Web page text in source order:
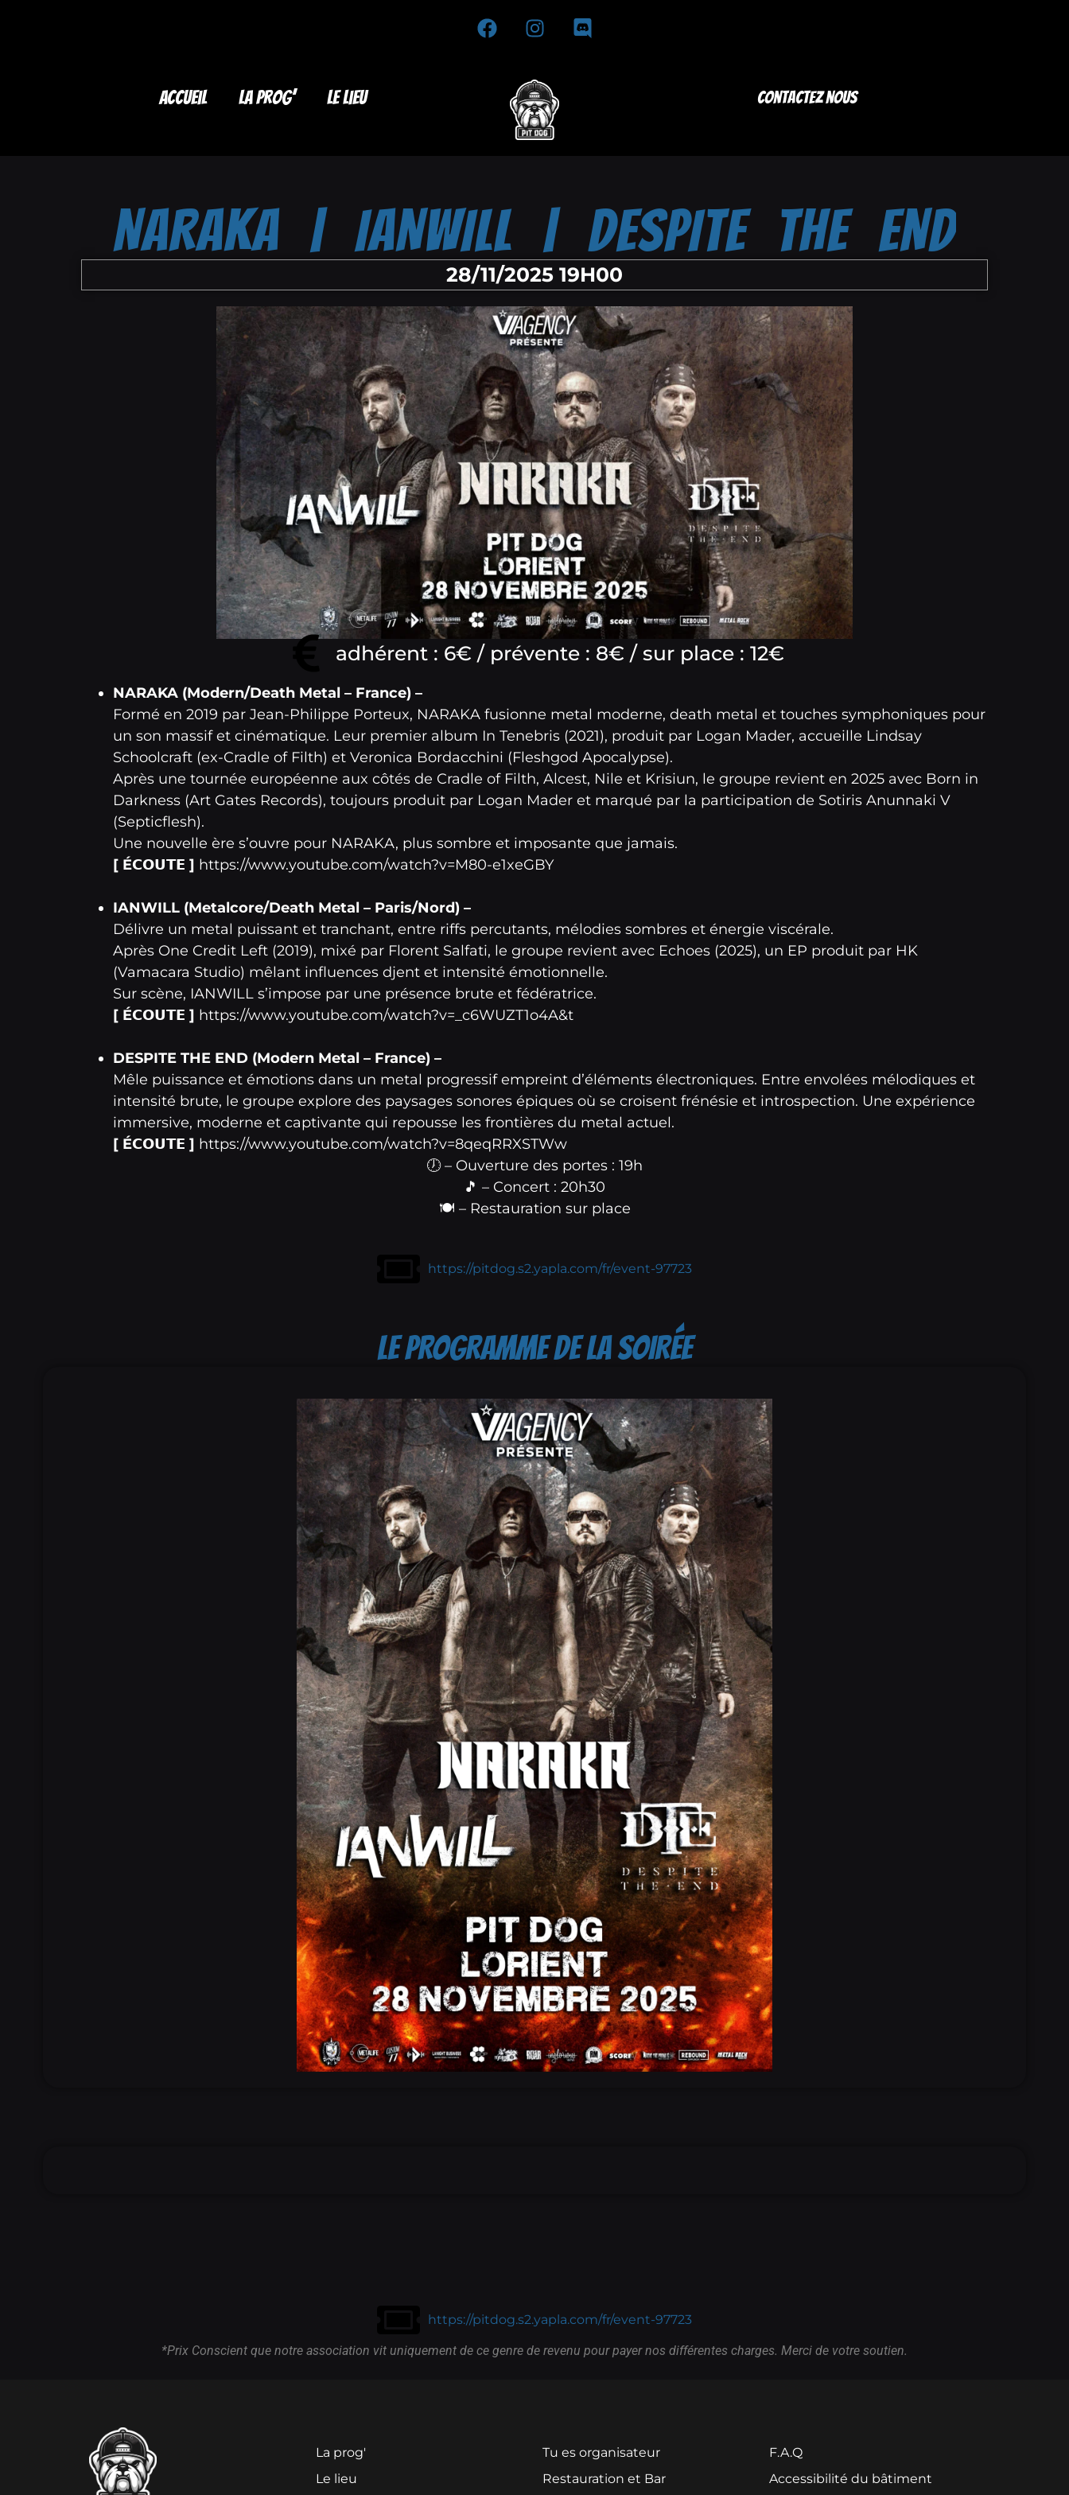
Accueil La Prog’ Le lieu Contactez nous
NARAKA | IANWILL | DESPITE THE END
28/11/2025 19H00
adhérent : 6€ / prévente : 8€ / sur place : 12€
NARAKA (Modern/Death Metal – France) –
Formé en 2019 par Jean-Philippe Porteux, NARAKA fusionne metal moderne, death metal et touches symphoniques pour
un son massif et cinématique. Leur premier album In Tenebris (2021), produit par Logan Mader, accueille Lindsay
Schoolcraft (ex-Cradle of Filth) et Veronica Bordacchini (Fleshgod Apocalypse).
Après une tournée européenne aux côtés de Cradle of Filth, Alcest, Nile et Krisiun, le groupe revient en 2025 avec Born in
Darkness (Art Gates Records), toujours produit par Logan Mader et marqué par la participation de Sotiris Anunnaki V
(Septicflesh).
Une nouvelle ère s’ouvre pour NARAKA, plus sombre et imposante que jamais.
[ É𝗖𝗢𝗨𝗧𝗘 ] https://www.youtube.com/watch?v=M80-e1xeGBY
IANWILL (Metalcore/Death Metal – Paris/Nord) –
Délivre un metal puissant et tranchant, entre riffs percutants, mélodies sombres et énergie viscérale.
Après One Credit Left (2019), mixé par Florent Salfati, le groupe revient avec Echoes (2025), un EP produit par HK
(Vamacara Studio) mêlant influences djent et intensité émotionnelle.
Sur scène, IANWILL s’impose par une présence brute et fédératrice.
[ É𝗖𝗢𝗨𝗧𝗘 ] https://www.youtube.com/watch?v=_c6WUZT1o4A&t
DESPITE THE END (Modern Metal – France) –
Mêle puissance et émotions dans un metal progressif empreint d’éléments électroniques. Entre envolées mélodiques et
intensité brute, le groupe explore des paysages sonores épiques où se croisent frénésie et introspection. Une expérience
immersive, moderne et captivante qui repousse les frontières du metal actuel.
[ É𝗖𝗢𝗨𝗧𝗘 ] https://www.youtube.com/watch?v=8qeqRRXSTWw
🕖 – Ouverture des portes : 19h
🎵 – Concert : 20h30
🍽️ – Restauration sur place
https://pitdog.s2.yapla.com/fr/event-97723
LE PROGRAMME DE LA SOIRÉE
https://pitdog.s2.yapla.com/fr/event-97723
*Prix Conscient que notre association vit uniquement de ce genre de revenu pour payer nos différentes charges. Merci de votre soutien.
La prog'
Le lieu
Tu es organisateur
Restauration et Bar
F.A.Q
Accessibilité du bâtiment